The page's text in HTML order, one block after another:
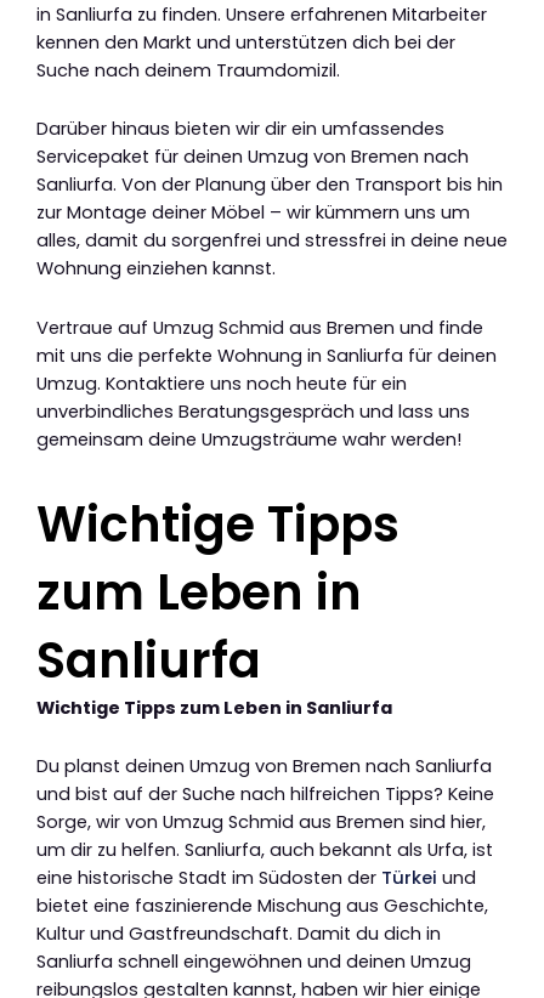
in Sanliurfa zu finden. Unsere erfahrenen Mitarbeiter
kennen den Markt und unterstützen dich bei der
Suche nach deinem Traumdomizil.
Darüber hinaus bieten wir dir ein umfassendes
Servicepaket für deinen Umzug von Bremen nach
Sanliurfa. Von der Planung über den Transport bis hin
zur Montage deiner Möbel – wir kümmern uns um
alles, damit du sorgenfrei und stressfrei in deine neue
Wohnung einziehen kannst.
Vertraue auf Umzug Schmid aus Bremen und finde
mit uns die perfekte Wohnung in Sanliurfa für deinen
Umzug. Kontaktiere uns noch heute für ein
unverbindliches Beratungsgespräch und lass uns
gemeinsam deine Umzugsträume wahr werden!
Wichtige Tipps
zum Leben in
Sanliurfa
Wichtige Tipps zum Leben in Sanliurfa
Du planst deinen Umzug von Bremen nach Sanliurfa
und bist auf der Suche nach hilfreichen Tipps? Keine
Sorge, wir von Umzug Schmid aus Bremen sind hier,
um dir zu helfen. Sanliurfa, auch bekannt als Urfa, ist
eine historische Stadt im Südosten der Türkei und
bietet eine faszinierende Mischung aus Geschichte,
Kultur und Gastfreundschaft. Damit du dich in
Sanliurfa schnell eingewöhnen und deinen Umzug
reibungslos gestalten kannst, haben wir hier einige